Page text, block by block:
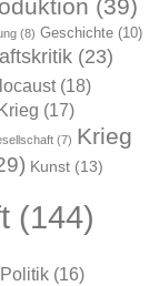
(39)
(8) Geschichte (10)
(23)
(18)
(17)
(7) Krieg
Kunst (13)
(144)
Politik (16)